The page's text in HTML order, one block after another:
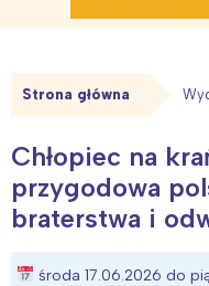
Strona główna
Chłopiec na
przygodowa
braterstwa i
środa 17.06.2026 do